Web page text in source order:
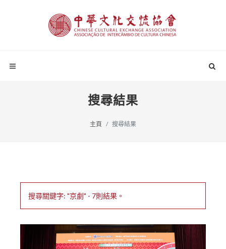
搜尋結果
主頁 搜尋結果
搜尋關鍵字: "京劇" - 7則結果。